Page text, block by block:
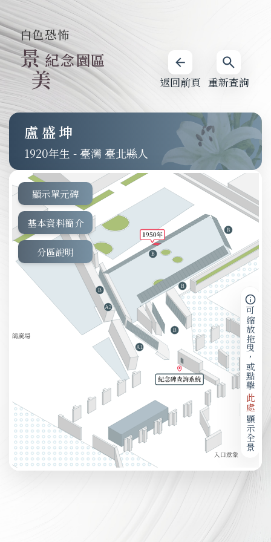
重新查詢
返回前頁
白色恐怖
景
美
紀念園區
盧盛坤
1920 - 臺灣 臺北縣人
顯示單元碑
基本資料簡介
分區說明
可縮放拖曳，或點擊
此處
顯示全景